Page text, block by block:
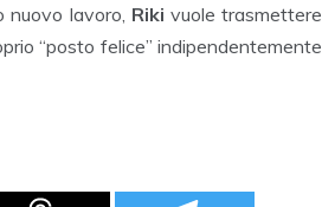
lavoro, Riki vuole trasmettere
“posto felice” indipendentemente